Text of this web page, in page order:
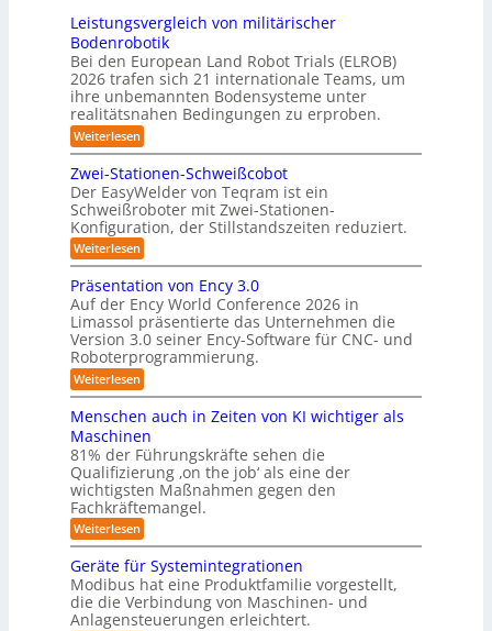
6m
3
D
-
S
t
e
r
e
o
-
K
a
m
e
r
a
s
y
s
t
e
m
f
ü
r
R
o
b
o
t
u
t
t
l
e
-
S
y
s
t
e
m
f
ü
r
R
e
i
r
ä
u
m
e
b
i
s
I
S
Leistungsvergleich von militärischer
Bodenrobotik
Bei den European Land Robot Trials (ELROB)
2026 trafen sich 21 internationale Teams, um
ihre unbemannten Bodensysteme unter
realitätsnahen Bedingungen zu erproben.
Weiterlesen:
L
e
i
s
t
u
n
g
v
e
r
g
l
e
i
c
h
v
o
n
m
i
l
i
t
ä
r
i
s
c
h
Zwei-Stationen-Schweißcobot
Der EasyWelder von Teqram ist ein
Schweißroboter mit Zwei-Stationen-
Konfiguration, der Stillstandszeiten reduziert.
Weiterlesen:
Z
w
e
i
-
S
t
a
t
i
o
n
e
n
-
S
c
h
w
i
ß
c
o
Präsentation von Ency 3.0
Auf der Ency World Conference 2026 in
Limassol präsentierte das Unternehmen die
Version 3.0 seiner Ency-Software für CNC- und
Roboterprogrammierung.
Weiterlesen:
P
ä
s
e
n
t
a
t
i
o
n
v
o
n
E
Menschen auch in Zeiten von KI wichtiger als
Maschinen
81% der Führungskräfte sehen die
Qualifizierung ‚on the job‘ als eine der
wichtigsten Maßnahmen gegen den
Fachkräftemangel.
Weiterlesen:
M
n
s
c
h
Geräte für Systemintegrationen
Modibus hat eine Produktfamilie vorgestellt,
die die Verbindung von Maschinen- und
Anlagensteuerungen erleichtert.